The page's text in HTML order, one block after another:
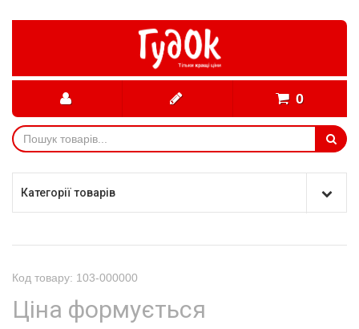
0
Категорії товарів
Код товару: 103-000000
Ціна формується